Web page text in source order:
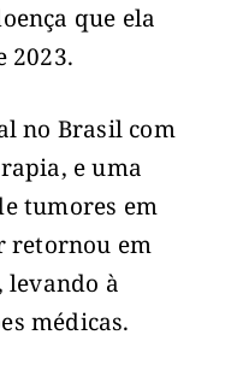
que ela
2023.
no Brasil com
e uma
tumores em
retornou em
levando à
médicas.